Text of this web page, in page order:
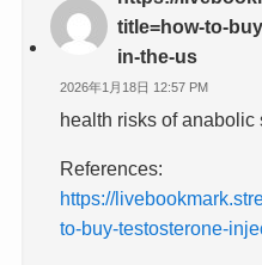
title=how-to-
in-the-us
2026年1月18日 12:57 PM
health risks of anabolic
References:
https://
to-buy-testosterone-